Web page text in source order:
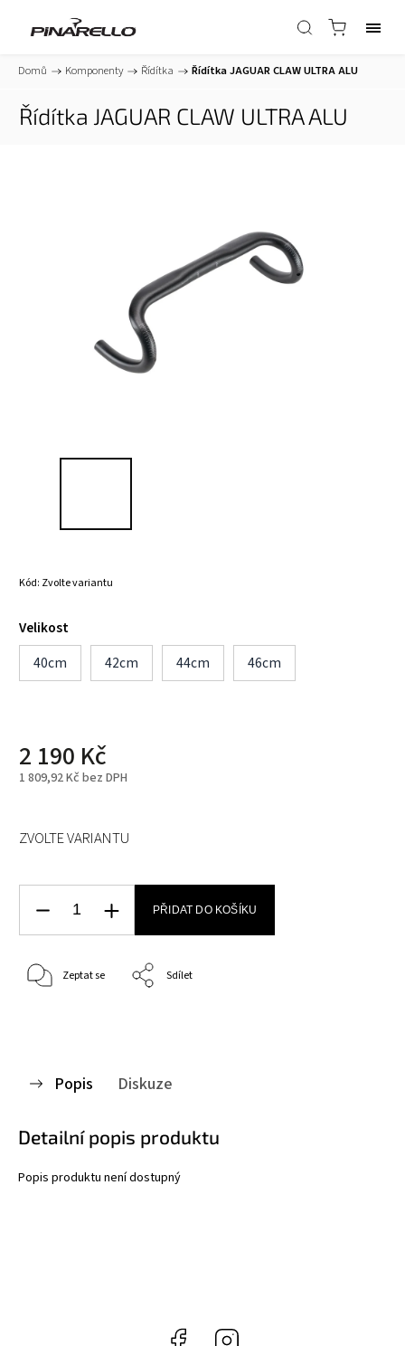
Domů / Komponenty / Řídítka / Řídítka JAGUAR CLAW ULTRA ALU
Řídítka JAGUAR CLAW ULTRA ALU
Kód: Zvolte variantu
Velikost
40cm
42cm 44cm 46cm
2 190 Kč
1 809,92 Kč bez DPH
ZVOLTE VARIANTU
PŘIDAT DO KOŠÍKU
Zeptat se Sdílet
Popis Diskuze
Detailní popis produktu
Popis produktu není dostupný
Facebook